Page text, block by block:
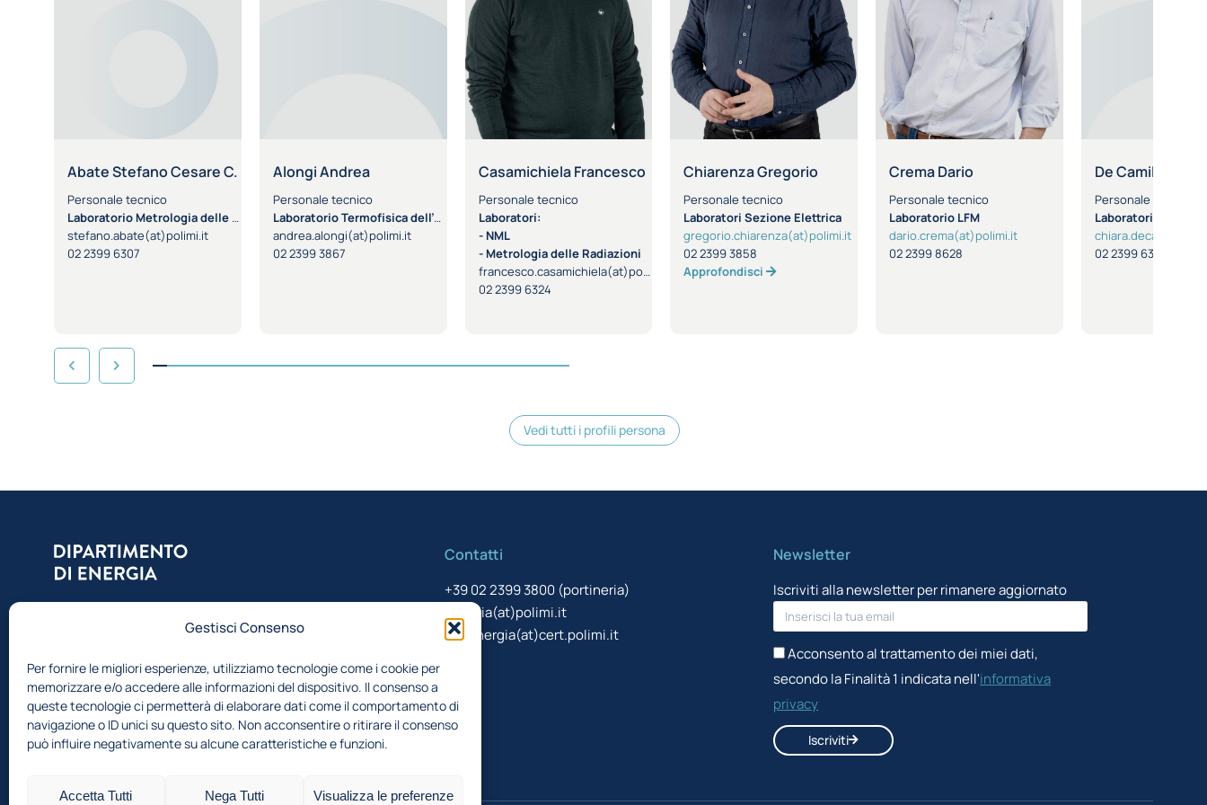
Gestisci Consenso
Per fornire le migliori esperienze, utilizziamo tecnologie come i cookie per
memorizzare e/o accedere alle informazioni del dispositivo. Il consenso a
queste tecnologie ci permetterà di elaborare dati come il comportamento di
navigazione o ID unici su questo sito. Non acconsentire o ritirare il consenso
può influire negativamente su alcune caratteristiche e funzioni.
Accetta Tutti Nega Tutti Visualizza le preferenze
Abate Stefano Cesare C.
Personale tecnico
Laboratorio Metrologia delle Radiazioni
stefano.abate(at)polimi.it
02 2399 6307
Alongi Andrea
Personale tecnico
Laboratorio Termofisica dell'edificio
andrea.alongi(at)polimi.it
02 2399 3867
Casamichiela Francesco
Personale tecnico
Laboratori:
- NML
- Metrologia delle Radiazioni
francesco.casamichiela(at)polimi.it
02 2399 6324
Chiarenza Gregorio
Personale tecnico
Laboratori Sezione Elettrica
gregorio.chiarenza(at)polimi.it
02 2399 3858
Approfondisci
Crema Dario
Personale tecnico
Laboratorio LFM
dario.crema(at)polimi.it
02 2399 8628
De Camilli
Personale tecnico
Laboratorio Metrologia
02 2399 6327
Vedi tutti i profili persona
Dipartimento del Politecnico di Milano, ci
occupiamo di ricerca, formazione e consulenza
Contatti
+39 02 2399 3800 (portineria)
energia(at)polimi.it
pecenergia(at)cert.polimi.it
Newsletter
Iscriviti alla newsletter per rimanere aggiornato
Acconsento al trattamento dei miei dati,
secondo la Finalità 1 indicata nell'informativa
privacy
Iscriviti